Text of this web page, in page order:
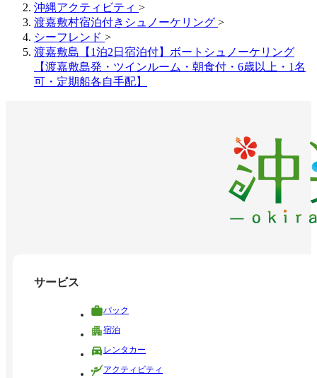
沖縄アクティビティ >
渡嘉敷村宿泊付きシュノーケリング >
シーフレンド >
渡嘉敷島【1泊2日宿泊付】ボートシュノーケリング
【渡嘉敷島発・ツインルーム・朝食付・6歳以上・1名
可・定期船各自手配】
サービス
パック
宿泊
レンタカー
アクティビティ